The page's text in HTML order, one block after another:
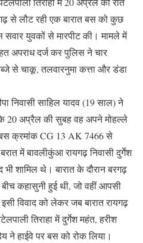
लौट रही एक बारात बस को कुछ
युवकों से मारपीट की। मामले में
अपराध दर्ज कर पुलिस ने चार
से चाकू, तलवारनुमा कत्ता और डंडा
निवासी साहिल यादव (19 साल) ने
कि 20 अप्रैल की सुबह वह अपने मोहल्ले
बस क्रमांक CG 13 AK 7466 से
में बावलीकुंआ रायगढ़ निवासी दुर्गेश
शामिल थे। बारात के दौरान बरगढ़
कहासुनी हुई थी, जो वहीं आपसी
विवाद को लेकर जब बारात रायगढ़
तिराहा में दुर्गेश महंत, हरीश
ने हाईवे पर बस को रोक लिया।